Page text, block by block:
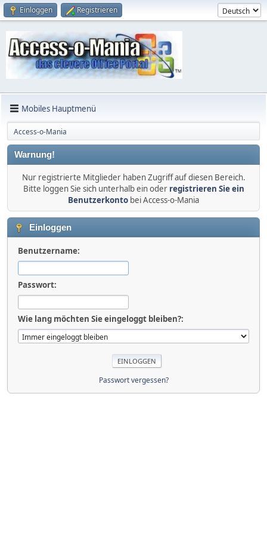
Einloggen Registrieren
Mobiles Hauptmenü
Access-o-Mania
Warnung!
Nur registrierte Mitglieder haben Zugriff auf diesen Bereich.
Bitte loggen Sie sich unterhalb ein oder registrieren Sie ein
Benutzerkonto bei Access-o-Mania
Einloggen
Benutzername:
Passwort:
Wie lang möchten Sie eingeloggt bleiben?:
Passwort vergessen?